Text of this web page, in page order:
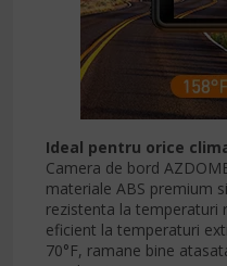
Ideal pentru orice
Camera de bord
materiale ABS premium
rezistenta la temperaturi
eficient la temperaturi
70°F, ramane bine